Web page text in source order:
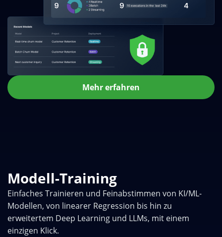
Mehr erfahren
Modell-Training
Einfaches Trainieren und Feinabstimmen von KI/ML-
Modellen, von linearer Regression bis hin zu
erweitertem Deep Learning und LLMs, mit einem
einzigen Klick.